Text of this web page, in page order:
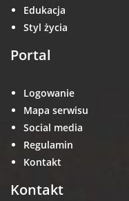
Edukacja
Styl życia
Portal
Logowanie
Mapa serwisu
Social media
Regulamin
Kontakt
Kontakt